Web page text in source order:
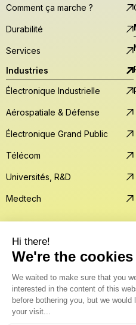
Comment ça marche ?
Durabilité
Services
Industries
Électronique Industrielle
Aérospatiale & Défense
Électronique Grand Public
Télécom
Universités, R&D
Medtech
© Lprint 2026 —